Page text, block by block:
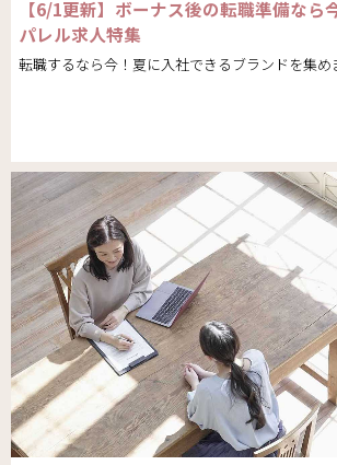
【6/1更新】ボーナス後の転職準備なら
パレル求人特集
転職するなら今！夏に入社できるブランドを集め